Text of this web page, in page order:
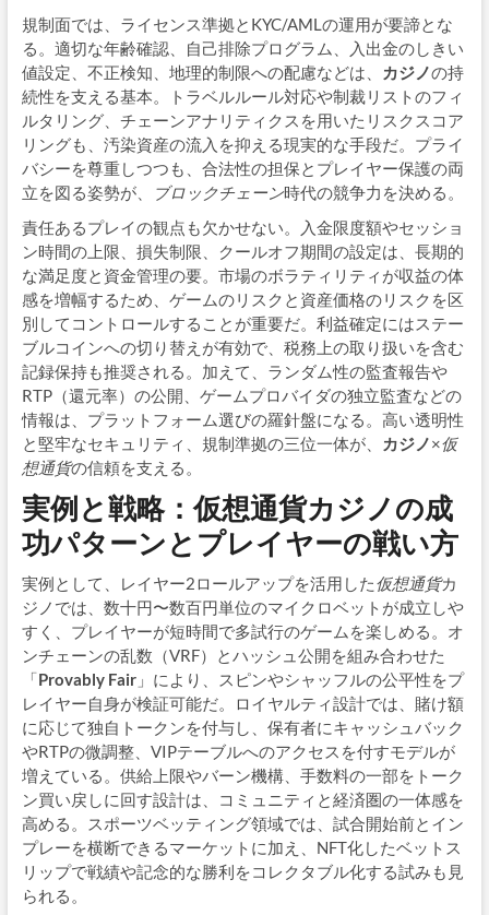
規制面では、ライセンス準拠とKYC/AMLの運用が要諦とな
る。適切な年齢確認、自己排除プログラム、入出金のしきい
値設定、不正検知、地理的制限への配慮などは、
カジノの持
続性を支える基本。トラベルルール対応や制裁リストのフィ
ルタリング、チェーンアナリティクスを用いたリスクスコア
リングも、汚染資産の流入を抑える現実的な手段だ。プライ
バシーを尊重しつつも、合法性の担保とプレイヤー保護の両
立を図る姿勢が、
ブロックチェーン時代の競争力を決める。
責任あるプレイの観点も欠かせない。入金限度額やセッショ
ン時間の上限、損失制限、クールオフ期間の設定は、長期的
な満足度と資金管理の要。市場のボラティリティが収益の体
感を増幅するため、ゲームのリスクと資産価格のリスクを区
別してコントロールすることが重要だ。利益確定にはステー
ブルコインへの切り替えが有効で、税務上の取り扱いを含む
記録保持も推奨される。加えて、ランダム性の監査報告や
RTP（還元率）の公開、ゲームプロバイダの独立監査などの
情報は、プラットフォーム選びの羅針盤になる。高い透明性
と堅牢なセキュリティ、規制準拠の三位一体が、
カジノ×仮
想通貨の信頼を支える。
実例と戦略：仮想通貨カジノの成
功パターンとプレイヤーの戦い方
実例として、レイヤー2ロールアップを活用した仮想通貨カ
ジノでは、数十円〜数百円単位のマイクロベットが成立しや
すく、プレイヤーが短時間で多試行のゲームを楽しめる。オ
ンチェーンの乱数（VRF）とハッシュ公開を組み合わせた
「Provably Fair」により、スピンやシャッフルの公平性をプ
レイヤー自身が検証可能だ。ロイヤルティ設計では、賭け額
に応じて独自トークンを付与し、保有者にキャッシュバック
やRTPの微調整、VIPテーブルへのアクセスを付すモデルが
増えている。供給上限やバーン機構、手数料の一部をトーク
ン買い戻しに回す設計は、コミュニティと経済圏の一体感を
高める。スポーツベッティング領域では、試合開始前とイン
プレーを横断できるマーケットに加え、NFT化したベットス
リップで戦績や記念的な勝利をコレクタブル化する試みも見
られる。